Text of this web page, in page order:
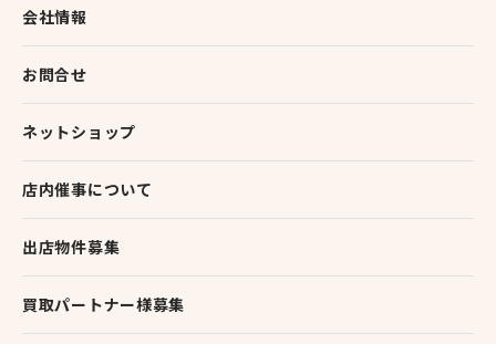
会社情報
お問合せ
ネットショップ
店内催事について
出店物件募集
買取パートナー様募集